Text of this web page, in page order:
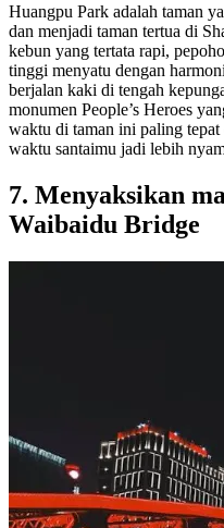
Huangpu Park adalah taman
dan menjadi taman tertua di
kebun yang tertata rapi,
tinggi menyatu dengan
berjalan kaki di tengah
monumen People’s Heroes
waktu di taman ini paling tepat
waktu santaimu jadi lebih
7. Menyaksikan
Waibaidu Bridge